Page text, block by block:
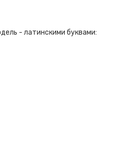
- латинскими буквами: